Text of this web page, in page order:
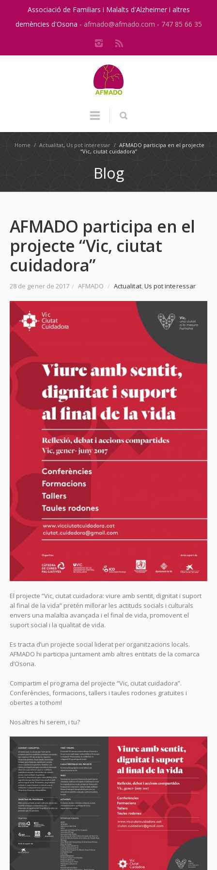
Associació de Familiars i Malalts d'Alzheimer i altres
demències d'Osona - afmado@afmado.com - 747 85 66 35
Home / Actualitat, Us pot interessar / AFMADO participa en el projecte
“Vic, ciutat cuidadora”
Blog
AFMADO participa en el
projecte “Vic, ciutat
cuidadora”
28 de gener de 2017 / AFMADO / Actualitat,Us pot interessar
El projecte “Vic, ciutat cuidadora: viure amb sentit, dignitat i suport
al final de la vida” pretén millorar les actituds socials i culturals
envers una malaltia avançada i el final de vida, promovent el
suport social i la qualitat de vida.
Es tracta d’un projecte social liderat per organitzacions locals.
AFMADO hi participa juntament amb altres entitats de la comarca
d’Osona.
Compartim el programa del projecte “Vic, ciutat cuidadora”.
Conferències, formacions, tallers i taules rodones gratuïtes i
obertes a tothom!
Nosaltres hi serem, i tu?